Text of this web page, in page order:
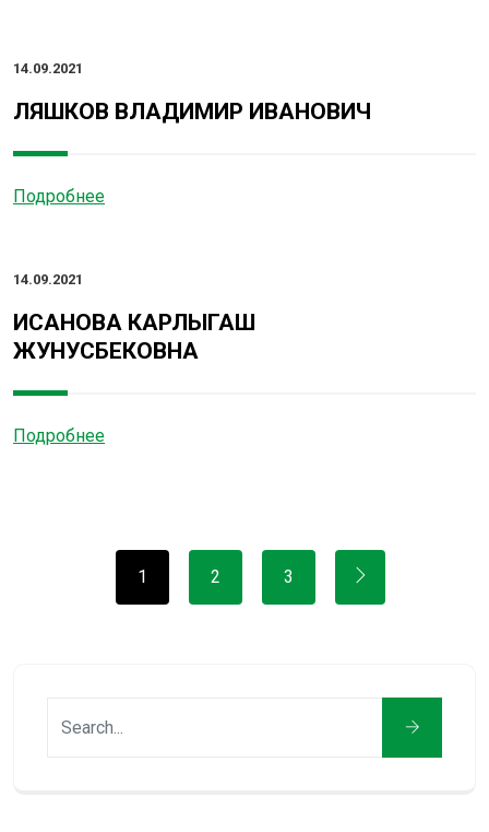
14.09.2021
ЛЯШКОВ ВЛАДИМИР ИВАНОВИЧ
Подробнее
14.09.2021
ИСАНОВА КАРЛЫГАШ
ЖУНУСБЕКОВНА
Подробнее
1 2 3